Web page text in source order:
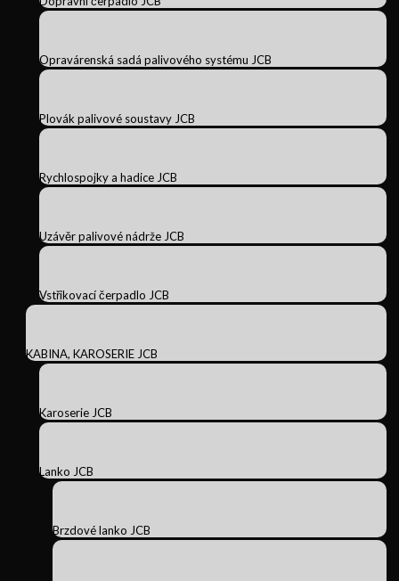
Opravárenská sadá palivového systému JCB
Plovák palivové soustavy JCB
Rychlospojky a hadice JCB
Uzávěr palivové nádrže JCB
Vstřikovací čerpadlo JCB
KABINA, KAROSERIE JCB
Karoserie JCB
Lanko JCB
Brzdové lanko JCB